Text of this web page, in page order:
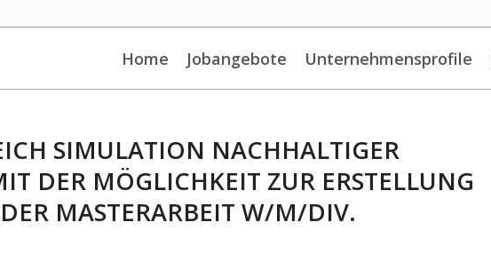
Home Jobangebote Unternehmensprofile
SIMULATION NACHHALTIGER
DER MÖGLICHKEIT ZUR ERSTELLUNG
MASTERARBEIT W/M/DIV.